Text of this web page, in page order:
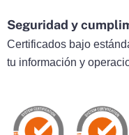
Seguridad y
Certificados bajo
tu información y